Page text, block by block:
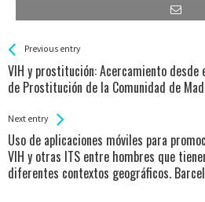
See more
Previous entry
VIH y prostitución: Acercamiento desde
de Prostitución de la Comunidad de
Back
All
Entries
Next entry
Uso de aplicaciones móviles para
VIH y otras ITS entre hombres que
diferentes contextos geográficos.